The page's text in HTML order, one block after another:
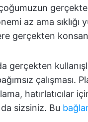
çoğumuzun
az ama
gerçekten
gerçekten
çalışması.
hatırlatıcılar
sizsiniz. Bu